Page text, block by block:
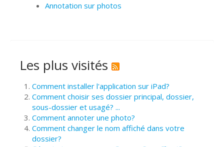
Annotation sur photos
Les plus visités
Comment installer l'application sur iPad?
Comment choisir ses dossier principal, dossier,
sous-dossier et usagé? ...
Comment annoter une photo?
Comment changer le nom affiché dans votre
dossier?